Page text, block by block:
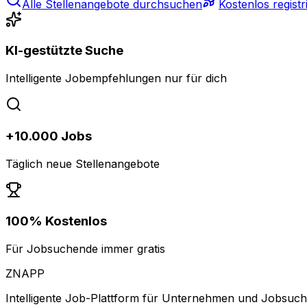
Alle Stellenangebote durchsuchen Kostenlos
KI-gestützte Suche
Intelligente Jobempfehlungen nur für dich
+10.000 Jobs
Täglich neue Stellenangebote
100% Kostenlos
Für Jobsuchende immer gratis
ZNAPP
Intelligente Job-Plattform für Unternehmen und